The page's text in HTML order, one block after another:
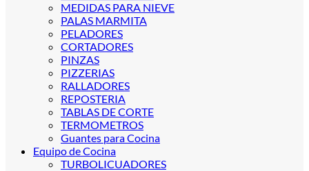
MEDIDAS PARA NIEVE
PALAS MARMITA
PELADORES
CORTADORES
PINZAS
PIZZERIAS
RALLADORES
REPOSTERIA
TABLAS DE CORTE
TERMOMETROS
Guantes para Cocina
Equipo de Cocina
TURBOLICUADORES